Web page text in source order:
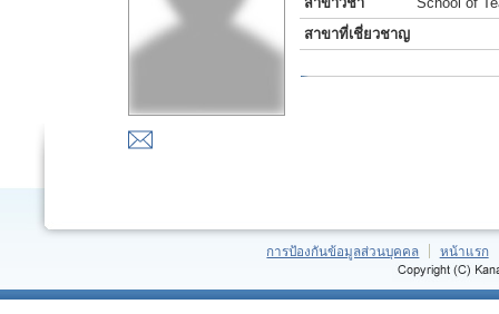
สาขาที่เชี่ยวชาญ
การป้องกันข้อมูลส่วนบุคคล หน้าแรก